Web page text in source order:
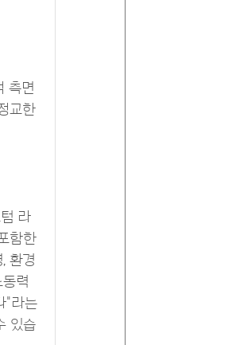
측면
교한
라
함한
환경
력
"라는
있습